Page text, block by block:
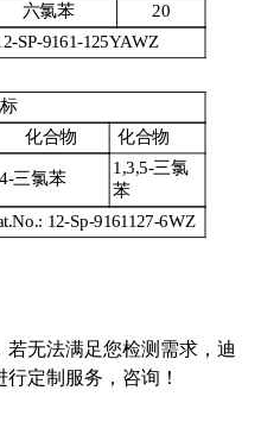
六氯苯
20
SP-9161-125YAWZ
化合物 化合物
三氯苯
1,3,5-三氯
苯
12-Sp-9161127-6WZ
无法满足您检测需求，迪
定制服务，咨询！